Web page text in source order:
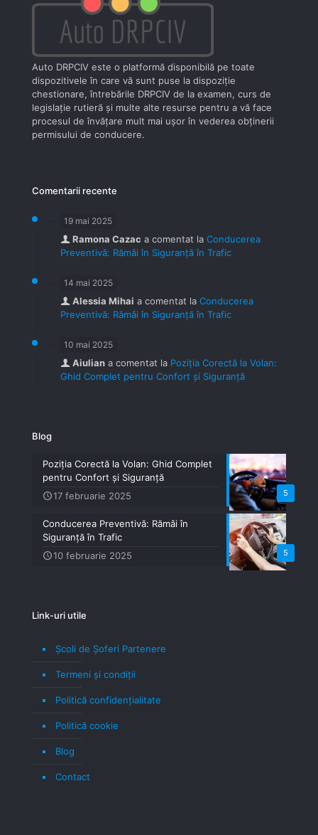
Auto DRPCIV este o platformă disponibilă pe toate
dispozitivele în care vă sunt puse la dispoziţie
chestionare, întrebările DRPCIV de la examen, curs de
legislaţie rutieră şi multe alte resurse pentru a vă face
procesul de învăţare mult mai uşor în vederea obţinerii
permisului de conducere.
Comentarii recente
19 mai 2025
Ramona Cazac a comentat la Conducerea
Preventivă: Rămâi în Siguranță în Trafic
14 mai 2025
Alessia Mihai a comentat la Conducerea
Preventivă: Rămâi în Siguranță în Trafic
10 mai 2025
Aiulian a comentat la Poziția Corectă la Volan:
Ghid Complet pentru Confort și Siguranță
Blog
5
Poziția Corectă la Volan: Ghid Complet
pentru Confort și Siguranță
17 februarie 2025
5
Conducerea Preventivă: Rămâi în
Siguranță în Trafic
10 februarie 2025
Link-uri utile
Școli de Șoferi Partenere
Termeni şi condiţii
Politică confidenţialitate
Politică cookie
Blog
Contact